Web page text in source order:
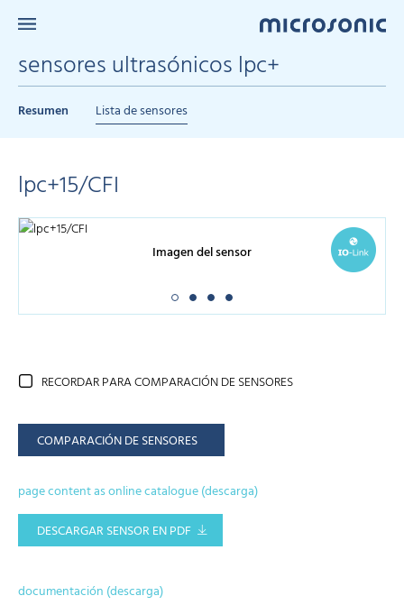
sensores ultrasónicos lpc+
Resumen Lista de sensores
lpc+15/CFI
Imagen del sensor
RECORDAR PARA COMPARACIÓN DE SENSORES
COMPARACIÓN DE SENSORES
page content as online catalogue (descarga)
DESCARGAR SENSOR EN PDF
documentación (descarga)